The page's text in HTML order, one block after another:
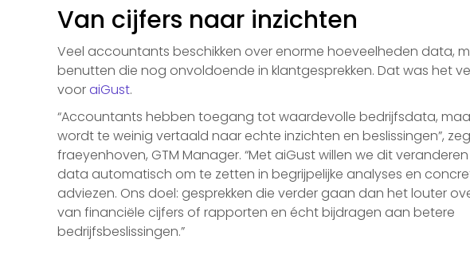
Van cijfers naar inzichten
Veel accountants beschikken over enorme hoeveelheden data,
benutten die nog onvoldoende in klantgesprekken. Dat was het
vooraiGust.
“Accountants hebben toegang tot waardevolle bedrijfsdata,
wordt te weinig vertaald naar echte inzichten en beslissingen”,
fraeyenhoven, GTM Manager. “Met aiGust willen we dit
data automatisch om te zetten in begrijpelijke analyses en
adviezen. Ons doel: gesprekken die verder gaan dan het louter
van financiële cijfers of rapporten en écht bijdragen aan betere
bedrijfsbeslissingen.”